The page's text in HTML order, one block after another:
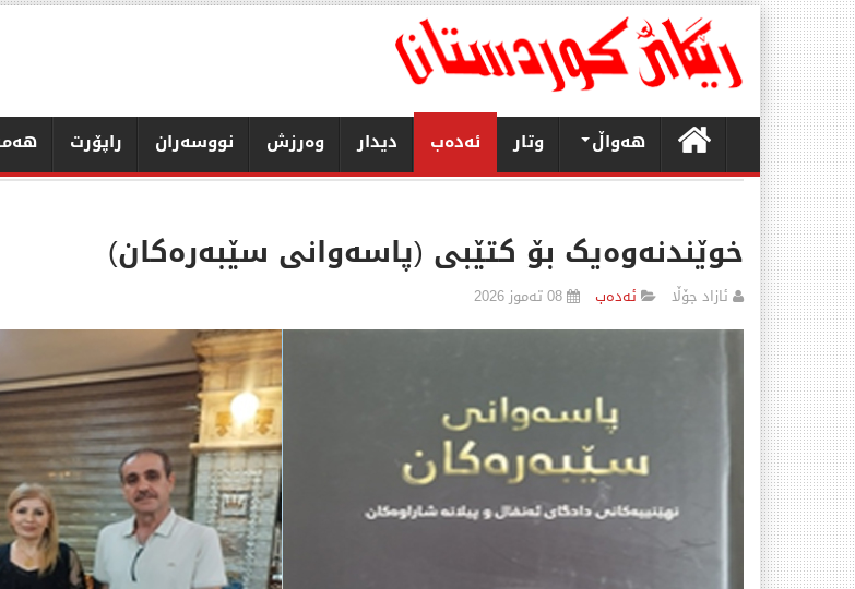
هەواڵ وتار ئەدەب دیدار وەرزش نووسەران راپۆرت
خوێندنەوەیک بۆ کتێبی (پاسەوانی سێبەرەکان)
ئازاد جۆڵا ئەدەب 08 تەموز 2026